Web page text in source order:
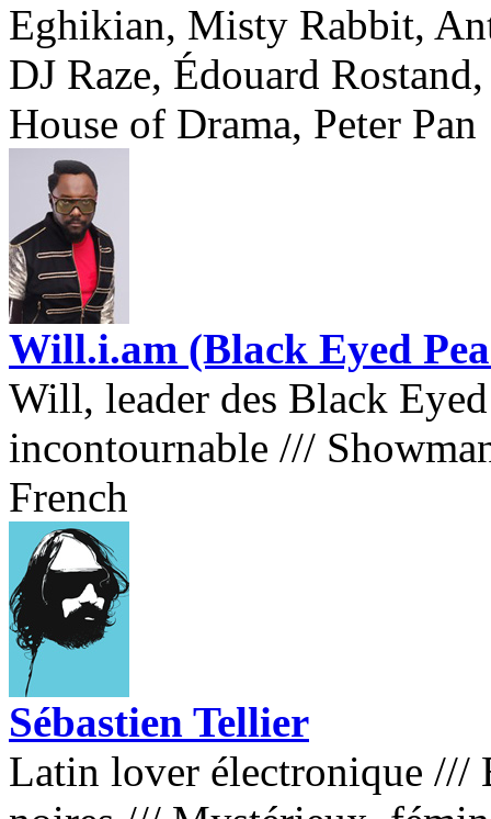
Eghikian, Misty Rabbit,
DJ Raze, Édouard
House of Drama, Peter Pan
Will.i.am (Black Eyed
Will, leader des Black
incontournable ///
French
Sébastien Tellier
Latin lover électronique ///